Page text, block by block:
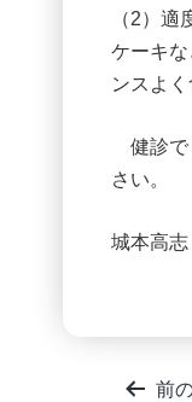
（2）
ケーキ
ンスよ
健診で
さい。
城本高
投
前